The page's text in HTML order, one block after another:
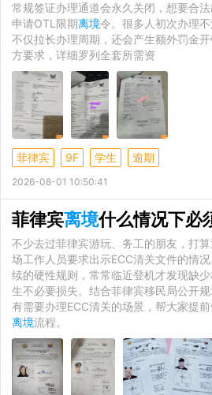
常规签证办理通道会永久关闭，想要合
申请OTL限期离境令。很多人初次办理
不仅拉长办理周期，还会产生额外罚金
方要求，详细罗列全套所需资
菲律宾 9F 学生 逾期
2026-08-01 10:50:41
菲律宾离境什么情况下必须办ECC清关
不少去过菲律宾游玩、务工的朋友，打
场工作人员要求出示ECC清关文件的情
续的硬性规则，常常临近登机才发现缺
生不必要损失。结合菲律宾移民局公开
有需要办理ECC清关的场景，帮大家提
离境流程。